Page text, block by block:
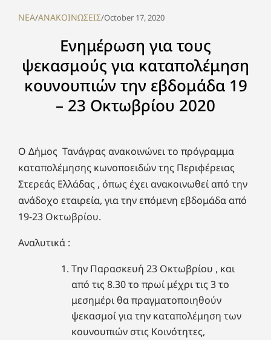
NEA/ΑΝΑΚΟΙΝΩΣΕΙΣ/October 17, 2020
Ενημέρωση για τους
ψεκασμούς για καταπολέμηση
κουνουπιών την εβδομάδα 19
– 23 Οκτωβρίου 2020
Ο Δήμος Τανάγρας ανακοινώνει το πρόγραμμα
καταπολέμησης κωνοποειδών της Περιφέρειας
Στερεάς Ελλάδας , όπως έχει ανακοινωθεί από την
ανάδοχο εταιρεία, για την επόμενη εβδομάδα από
19-23 Οκτωβρίου.
Αναλυτικά :
Την Παρασκευή 23 Οκτωβρίου , και
από τις 8.30 το πρωί μέχρι τις 3 το
μεσημέρι θα πραγματοποιηθούν
ψεκασμοί για την καταπολέμηση των
κουνουπιών στις Κοινότητες,